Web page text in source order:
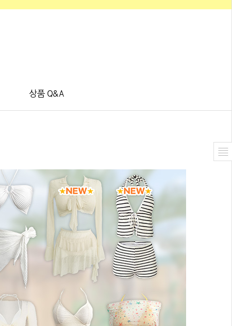
상품 Q&A